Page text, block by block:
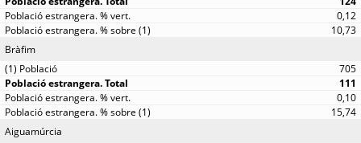
0,12
10,73
Bràfim
705
111
0,10
15,74
Aiguamúrcia